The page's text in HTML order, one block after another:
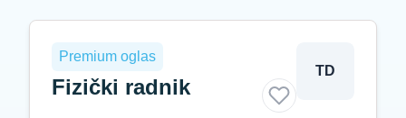
Premium oglas
Fizički radnik
TD